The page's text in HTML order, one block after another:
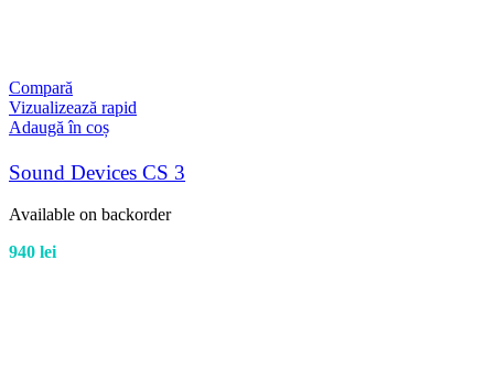
Compară
Vizualizează rapid
Adaugă în coș
Sound Devices CS 3
Available on backorder
940 lei